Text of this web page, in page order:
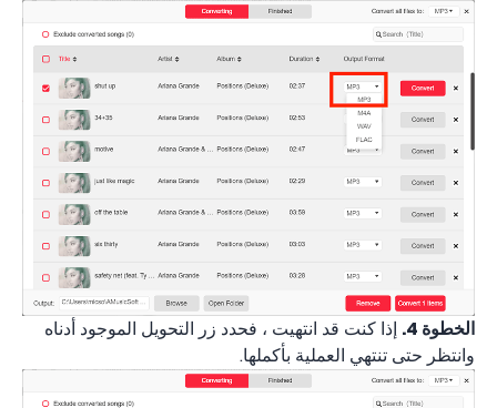
الخطوة 4.
إذا كنت قد انتهيت ، فحدد زر التحويل الموجود أدناه
وانتظر حتى تنتهي العملية بأكملها.